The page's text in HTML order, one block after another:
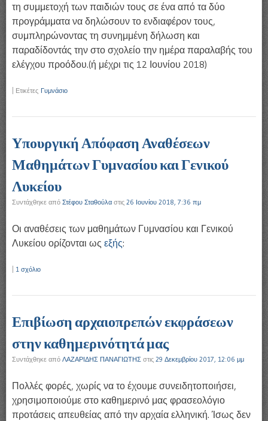
τη συμμετοχή των παιδιών τους σε ένα από τα δύο
προγράμματα να δηλώσουν το ενδιαφέρον τους,
συμπληρώνοντας τη συνημμένη δήλωση και
παραδίδοντάς την στο σχολείο την ημέρα παραλαβής του
ελέγχου προόδου.(ή μέχρι τις 12 Ιουνίου 2018)
Ετικέτες Γυμνάσιο
Υπουργική Απόφαση Αναθέσεων
Μαθημάτων Γυμνασίου και Γενικού
Λυκείου
Συντάχθηκε από Στέφου Σταθούλα στις 26 Ιουνίου 2018, 7:36 πμ
Οι αναθέσεις των μαθημάτων Γυμνασίου και Γενικού
Λυκείου ορίζονται ως εξής:
1 σχόλιο
Επιβίωση αρχαιοπρεπών εκφράσεων
στην καθημερινότητά μας
Συντάχθηκε από ΛΑΖΑΡΙΔΗΣ ΠΑΝΑΓΙΩΤΗΣ στις 29 Δεκεμβρίου 2017, 12:06 μμ
Πολλές φορές, χωρίς να το έχουμε συνειδητοποιήσει,
χρησιμοποιούμε στο καθημερινό μας φρασεολόγιο
προτάσεις απευθείας από την αρχαία ελληνική. Ίσως δεν